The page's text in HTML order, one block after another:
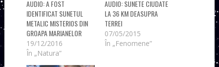
AUDIO: A FOST
IDENTIFICAT SUNETUL
METALIC MISTERIOS DIN
GROAPA MARIANELOR
19/12/2016
În „Natura”
AUDIO: SUNETE CIUDATE
LA 36 KM DEASUPRA
TERREI
07/05/2015
În „Fenomene”